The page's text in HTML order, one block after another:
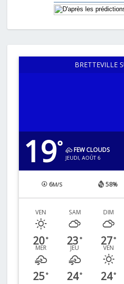
BRETTEVILLE
19° FEW CLOUDS
JEUDI, AOÛT 6
6M/S 58%
VEN
20°
SAM
23 °
DIM
27°
MER
25°
JEU
24°
VEN
24°